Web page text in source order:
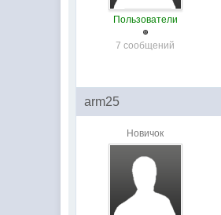
Пользователи
7 сообщений
arm25
Новичок